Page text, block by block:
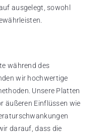
ausgelegt, sowohl
während des
wir hochwertige
Unsere Platten
äußeren Einflüssen wie
darauf, dass die